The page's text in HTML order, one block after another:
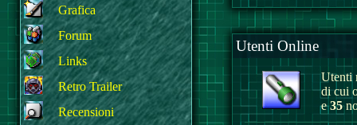
Grafica
Forum
Links
Retro Trailer
Recensioni
Utenti Online
Utenti
di cui
e35